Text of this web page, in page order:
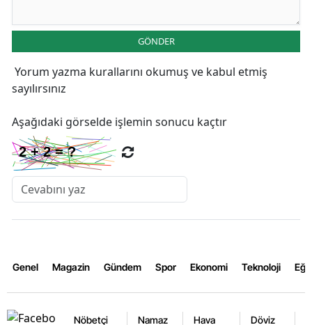
GÖNDER
Yorum yazma kurallarını okumuş ve kabul etmiş
sayılırsınız
Aşağıdaki görselde işlemin sonucu kaçtır
Genel Magazin Gündem Spor Ekonomi Teknoloji
Nöbetçi Namaz Hava Döviz